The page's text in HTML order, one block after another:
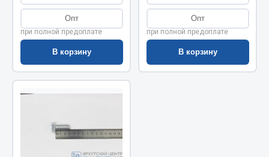
Запчасти на полуприцепы
Амортизаторы для полуприцепов
Весь раздел
Опт
при полной предоплате
В корзину
Опт
при полной предоплате
В корзину